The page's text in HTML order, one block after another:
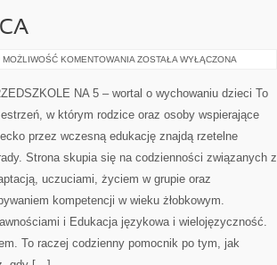
MOŻLIWOŚĆ KOMENTOWANIA LITERATURA
ZOSTAŁA WYŁĄCZONA
NA 5 – wortal o wychowaniu dzieci To
w którym rodzice oraz osoby wspierające
przez wczesną edukację znajdą rzetelne
Strona skupia się na codzienności związanych z
uczuciami, życiem w grupie oraz
kompetencji w wieku żłobkowym.
i Edukacja językowa i wielojęzyczność.
To raczej codzienny pomocnik po tym, jak